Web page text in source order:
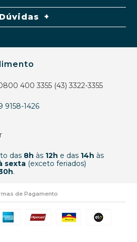
Dúvidas
400 3355 (43) 3322-3355
9158-1426
das 8h às 12h e das 14h às
sexta(exceto feriados)
.
de Pagamento